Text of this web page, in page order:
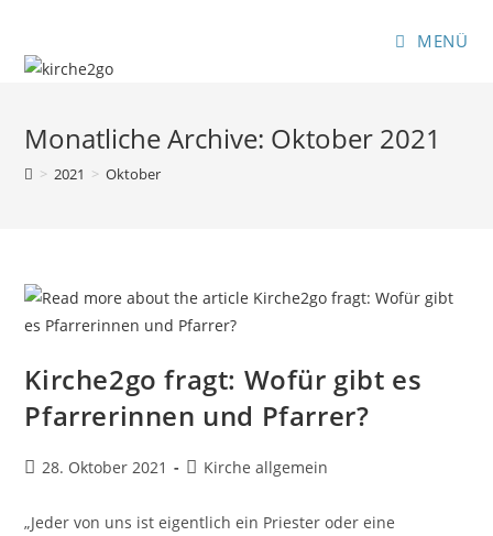
springen
MENÜ
Monatliche Archive: Oktober 2021
> 2021 > Oktober
Kirche2go fragt: Wofür gibt es
Pfarrerinnen und Pfarrer?
Beitrag
28. Oktober 2021
Beitrags-
Kirche allgemein
„Jeder von uns ist eigentlich ein Priester oder eine